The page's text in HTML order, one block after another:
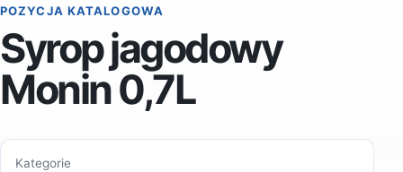
POZYCJA KATALOGOWA
Syrop jagodowy
Monin 0,7L
Kategorie